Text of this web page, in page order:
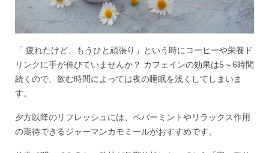
「 疲れたけど、もうひと頑張り」という時にコーヒーや栄養ド
リンクに手が伸びていませんか？ カフェインの効果は5～6時間
続くので、飲む時間によっては夜の睡眠を浅くしてしまいま
す。
夕方以降のリフレッシュには、ペパーミントやリラックス作用
の期待できるジャーマンカモミールがおすすめです。